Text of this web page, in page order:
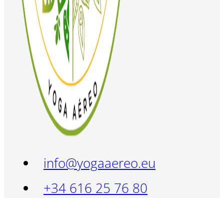
info@yogaaereo.eu
+34 616 25 76 80